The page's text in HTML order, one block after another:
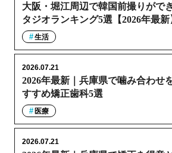
大阪・堀江周辺で韓国前撮りがで
タジオランキング5選【2026年最新
生活
2026年最新｜兵庫県で噛み合わせ
すすめ矯正歯科5選
2026.07.21
医療
2026.07.21